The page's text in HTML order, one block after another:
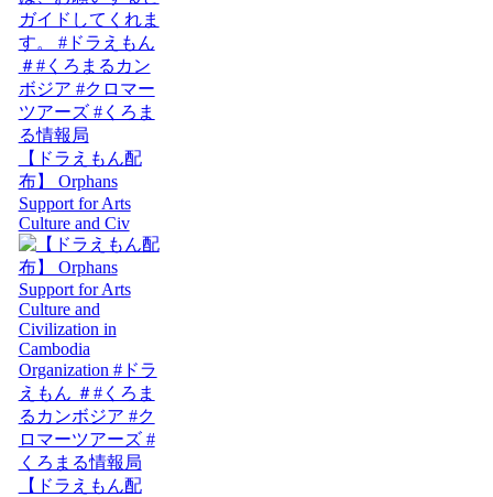
【ドラえもん配
布】 Orphans
Support for Arts
Culture and Civ
【ドラえもん配